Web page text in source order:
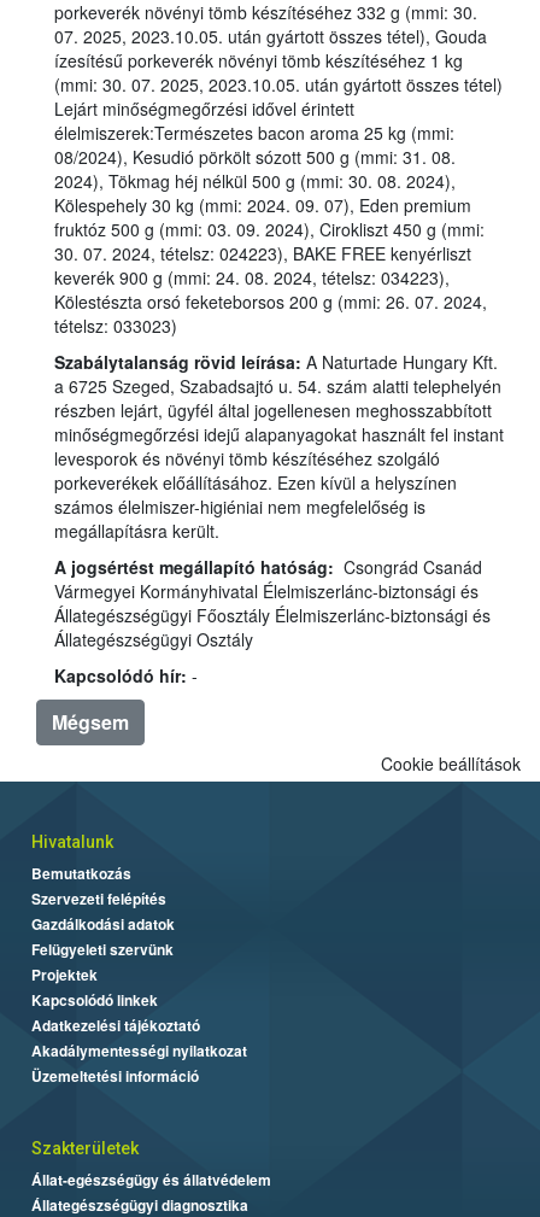
porkeverék növényi tömb készítéséhez 332 g (mmi: 30.
07. 2025, 2023.10.05. után gyártott összes tétel), Gouda
ízesítésű porkeverék növényi tömb készítéséhez 1 kg
(mmi: 30. 07. 2025, 2023.10.05. után gyártott összes tétel)
Lejárt minőségmegőrzési idővel érintett
élelmiszerek:Természetes bacon aroma 25 kg (mmi:
08/2024), Kesudió pörkölt sózott 500 g (mmi: 31. 08.
2024), Tökmag héj nélkül 500 g (mmi: 30. 08. 2024),
Kölespehely 30 kg (mmi: 2024. 09. 07), Eden premium
fruktóz 500 g (mmi: 03. 09. 2024), Cirokliszt 450 g (mmi:
30. 07. 2024, tételsz: 024223), BAKE FREE kenyérliszt
keverék 900 g (mmi: 24. 08. 2024, tételsz: 034223),
Kölestészta orsó feketeborsos 200 g (mmi: 26. 07. 2024,
tételsz: 033023)
Szabálytalanság rövid leírása: A Naturtade Hungary Kft.
a 6725 Szeged, Szabadsajtó u. 54. szám alatti telephelyén
részben lejárt, ügyfél által jogellenesen meghosszabbított
minőségmegőrzési idejű alapanyagokat használt fel instant
levesporok és növényi tömb készítéséhez szolgáló
porkeverékek előállításához. Ezen kívül a helyszínen
számos élelmiszer-higiéniai nem megfelelőség is
megállapításra került.
A jogsértést megállapító hatóság: Csongrád Csanád
Vármegyei Kormányhivatal Élelmiszerlánc-biztonsági és
Állategészségügyi Főosztály Élelmiszerlánc-biztonsági és
Állategészségügyi Osztály
Kapcsolódó hír: -
Mégsem
Cookie beállítások
Hivatalunk
Bemutatkozás
Szervezeti felépítés
Gazdálkodási adatok
Felügyeleti szervünk
Projektek
Kapcsolódó linkek
Adatkezelési tájékoztató
Akadálymentességi nyilatkozat
Üzemeltetési információ
Szakterületek
Állat-egészségügy és állatvédelem
Állategészségügyi diagnosztika